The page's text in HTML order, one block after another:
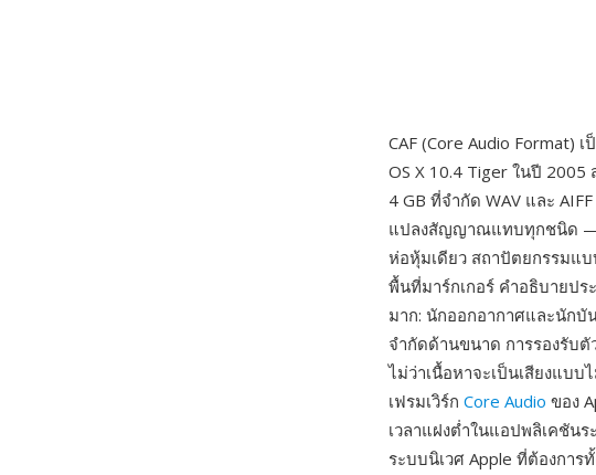
CAF (Core Audio Format)
OS X 10.4 Tiger ในปี
4 GB ที่จำกัด WAV และ
แปลงสัญญาณแทบทุกชนิด —
ห่อหุ้มเดียว สถาปัตยกรรมแบ
พื้นที่มาร์กเกอร์ คำอธิบายป
มาก: นักออกอากาศและนักบั
จำกัดด้านขนาด การรองรับ
ไม่ว่าเนื้อหาจะเป็นเสียงแบ
เฟรมเวิร์ก Core Audio ของ
เวลาแฝงต่ำในแอปพลิเคชัน
ระบบนิเวศ Apple ที่ต้องการ